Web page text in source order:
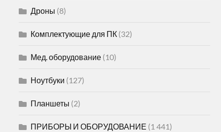
Дроны (8)
Комплектующие для ПК (32)
Мед. оборудование (10)
Ноутбуки (127)
Планшеты (2)
ПРИБОРЫ И ОБОРУДОВАНИЕ (1 441)